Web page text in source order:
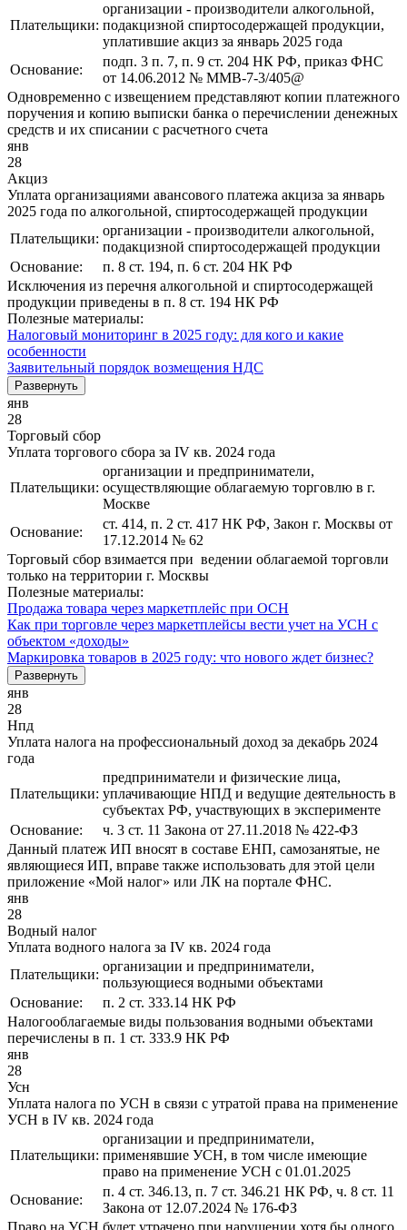
Плательщики:
организации - производители алкогольной,
подакцизной спиртосодержащей продукции,
уплатившие акциз за январь 2025 года
Основание:
подп. 3 п. 7, п. 9 ст. 204 НК РФ, приказ ФНС
от 14.06.2012 № ММВ-7-3/405@
Одновременно с извещением представляют копии платежного
поручения и копию выписки банка о перечислении денежных
средств и их списании с расчетного счета
янв
28
Акциз
Уплата организациями авансового платежа акциза за январь
2025 года по алкогольной, спиртосодержащей продукции
Плательщики:
организации - производители алкогольной,
подакцизной спиртосодержащей продукции
Основание:
п. 8 ст. 194, п. 6 ст. 204 НК РФ
Исключения из перечня алкогольной и спиртосодержащей
продукции приведены в п. 8 ст. 194 НК РФ
Полезные материалы:
Налоговый мониторинг в 2025 году: для кого и какие
особенности
Заявительный порядок возмещения НДС
Развернуть
янв
28
Торговый сбор
Уплата торгового сбора за IV кв. 2024 года
Плательщики:
организации и предприниматели,
осуществляющие облагаемую торговлю в г.
Москве
Основание:
ст. 414, п. 2 ст. 417 НК РФ, Закон г. Москвы от
17.12.2014 № 62
Торговый сбор взимается при ведении облагаемой торговли
только на территории г. Москвы
Полезные материалы:
Продажа товара через маркетплейс при ОСН
Как при торговле через маркетплейсы вести учет на УСН с
объектом «доходы»
Маркировка товаров в 2025 году: что нового ждет бизнес?
Развернуть
янв
28
Нпд
Уплата налога на профессиональный доход за декабрь 2024
года
Плательщики:
предприниматели и физические лица,
уплачивающие НПД и ведущие деятельность в
субъектах РФ, участвующих в эксперименте
Основание:
ч. 3 ст. 11 Закона от 27.11.2018 № 422-ФЗ
Данный платеж ИП вносят в составе ЕНП, самозанятые, не
являющиеся ИП, вправе также использовать для этой цели
приложение «Мой налог» или ЛК на портале ФНС.
янв
28
Водный налог
Уплата водного налога за IV кв. 2024 года
Плательщики:
организации и предприниматели,
пользующиеся водными объектами
Основание:
п. 2 ст. 333.14 НК РФ
Налогооблагаемые виды пользования водными объектами
перечислены в п. 1 ст. 333.9 НК РФ
янв
28
Усн
Уплата налога по УСН в связи с утратой права на применение
УСН в IV кв. 2024 года
Плательщики:
организации и предприниматели,
применявшие УСН, в том числе имеющие
право на применение УСН с 01.01.2025
Основание:
п. 4 ст. 346.13, п. 7 ст. 346.21 НК РФ, ч. 8 ст. 11
Закона от 12.07.2024 № 176-ФЗ